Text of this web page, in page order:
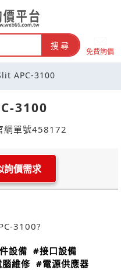
搜尋
免費詢價
APC-3100
3100
網單號458172
詢價需求
3100?
設備 #接口設備
維修 #電源供應器